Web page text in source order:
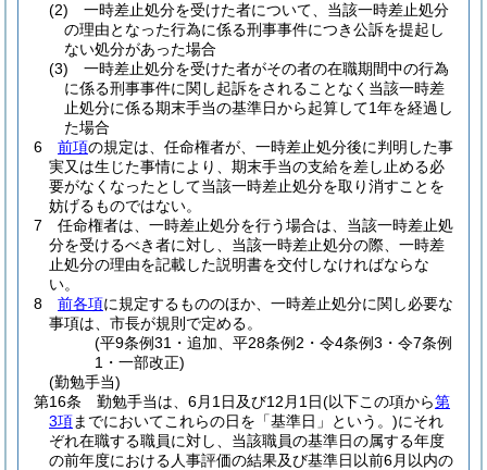
(2)
一時差止処分を受けた者について、当該一時差止処分
の理由となった行為に係る刑事事件につき公訴を提起し
ない処分があった場合
(3)
一時差止処分を受けた者がその者の在職期間中の行為
に係る刑事事件に関し起訴をされることなく当該一時差
止処分に係る期末手当の基準日から起算して1年を経過し
た場合
6
前項の規定は、任命権者が、一時差止処分後に判明した事
実又は生じた事情により、期末手当の支給を差し止める必
要がなくなったとして当該一時差止処分を取り消すことを
妨げるものではない。
7
任命権者は、一時差止処分を行う場合は、当該一時差止処
分を受けるべき者に対し、当該一時差止処分の際、一時差
止処分の理由を記載した説明書を交付しなければならな
い。
8
前各項に規定するもののほか、一時差止処分に関し必要な
事項は、市長が規則で定める。
(平9条例31・追加、平28条例2・令4条例3・令7条例
1・一部改正)
(勤勉手当)
第16条
勤勉手当は、6月1日及び12月1日(以下この項から第
3項までにおいてこれらの日を「基準日」という。)にそれ
ぞれ在職する職員に対し、当該職員の基準日の属する年度
の前年度における人事評価の結果及び基準日以前6月以内の